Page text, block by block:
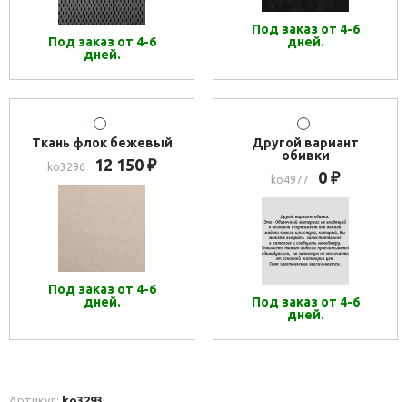
Под заказ от 4-6
дней.
Под заказ от 4-6
дней.
Ткань флок бежевый
ko3296 12 150 ₽
Под заказ от 4-6
дней.
Другой вариант
обивки
ko4977 0 ₽
Под заказ от 4-6
дней.